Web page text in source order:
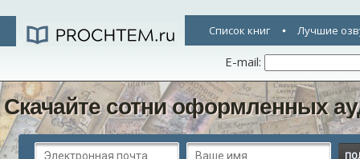
Список книг Лучшие
E-mail:
Скачайте сотни оформленных